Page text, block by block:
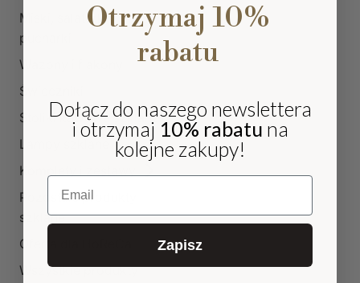
Miski, salaterki i
pucharki
Wazony i flakony
Świeczniki
Stoliki kawowe szklane
Lampy szklane
Komplety i zestawy
Pozostałe produkty
szklane
Oferta dla HoReCa
Wszystkie produkty
Otrzymaj 10%
rabatu
Dołącz do naszego newslettera
i otrzymaj 10% rabatu na
kolejne zakupy!
Email
Zapisz